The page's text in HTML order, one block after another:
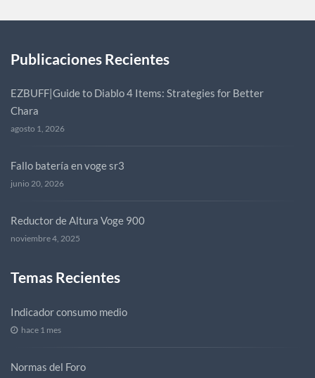
Publicaciones Recientes
EZBUFF|Guide to Diablo 4 Items: Strategies for Better
Chara
agosto 1, 2026
Fallo batería en voge sr3
junio 20, 2026
Reductor de Altura Voge 900
noviembre 4, 2025
Temas Recientes
Indicador consumo medio
hace 1 mes
Normas del Foro